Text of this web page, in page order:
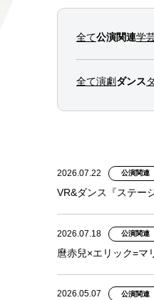
主催公演ラインアップ
公演カレンダー
チケット発売情報
公演アーカイブ
学芸プログラムカレン
学芸プログラムアーカ
学芸刊行物
世田谷パブリックシア
シアタートラム概要
鑑賞サポート
館長ご挨拶
芸術監督ご挨拶
協賛・協力
オンラインチケット
転売行為の禁止につい
有料オンラインチケッ
友の会
全て公演関連学
全て演劇 ダンス
2026.07.22 公演関連
VR&ダンス『ステー
2026.07.18 公演関連
麿赤兒×エリック=マ
2026.05.07 公演関連